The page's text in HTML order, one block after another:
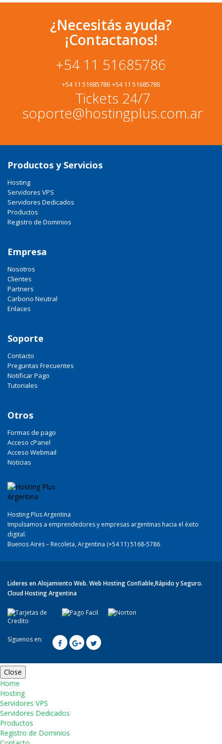
¿Necesitás ayuda?
¡Contactanos!
+54 11 51685786
+54 11 51685786 +54 11 51685786
Tickets 24/7
soporte@hostingplus.com.ar
Productos y Servicios
Hosting
Servidores VPS
Servidores Dedicados
Productos
Registro de Dominios
Empresa
Nosotros
Clientes
Partners
Carbono Neutral
Enlaces
Soporte
Contacto
Preguntas Frecuentes
Notificar Pago
Tutoriales
Otros
Formas de pago
Acceso cPanel
Acceso Webmail
Noticias
Hosting Plus Argentina
Impulsamos a emprendedores y empresas argentinas hacia el éxito
digital.
Buenos Aires – Recoleta, Argentina (+54 11) 5168-5786
Lideres en Alojamiento Web. Web Hosting Confiable,Rápido y Seguro.
Cloud Hosting Argentina
Síguenos en:
Close
Home
Hosting
Servidores VPS
Servidores Dedicados
Productos
Registro de Dominios